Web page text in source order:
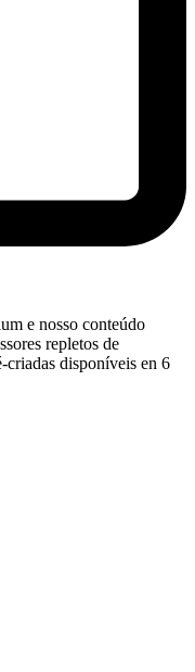
e nosso conteúdo
repletos de
criadas disponíveis en 6